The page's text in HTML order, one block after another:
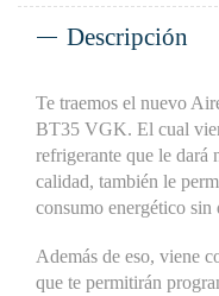
Descripción
Te traemos el nuevo
BT35 VGK. El cual
refrigerante que le dará
calidad, también le
consumo energético sin
Además de eso, viene
que te permitirán